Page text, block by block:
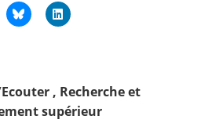
, Recherche et
supérieur